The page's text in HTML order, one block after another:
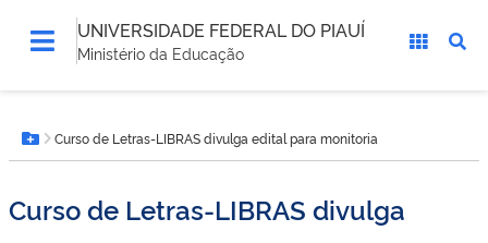
UNIVERSIDADE FEDERAL DO PIAUÍ
Ministério da Educação
está
aqui:Botão Menu
Curso de Letras-LIBRAS divulga edital para monitoria
Curso de Letras-LIBRAS divulga